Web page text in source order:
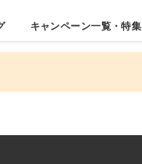
キャンペーン一覧・特集